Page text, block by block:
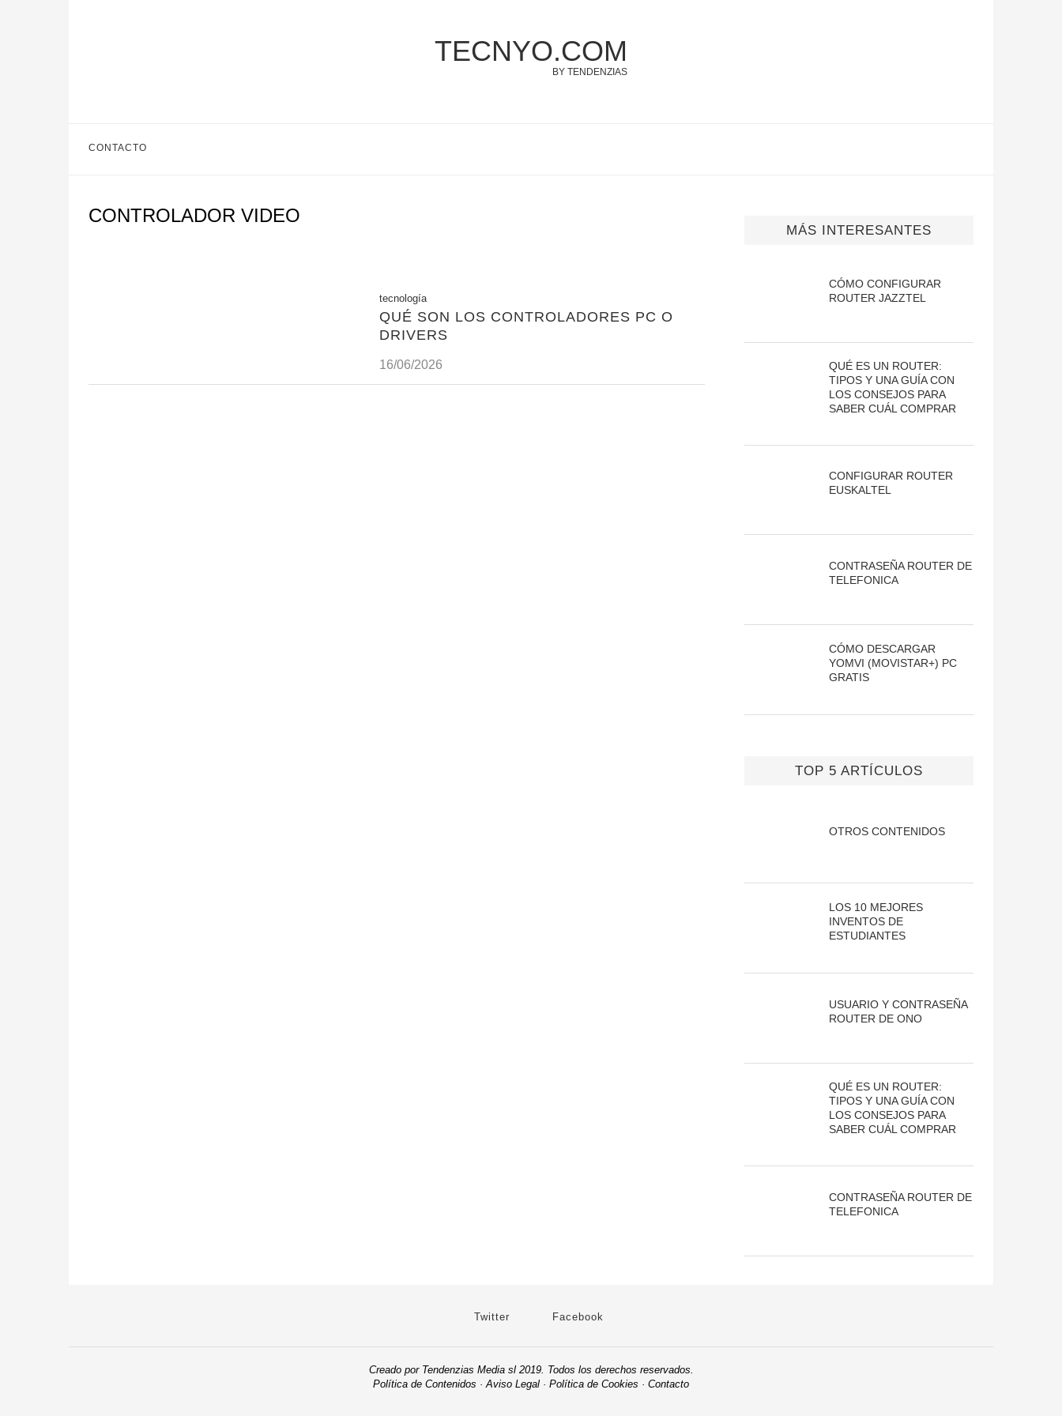
TECNYO.COM
BY TENDENZIAS
CONTACTO
CONTROLADOR VIDEO
tecnología
QUÉ SON LOS CONTROLADORES PC O
DRIVERS
16/06/2026
MÁS INTERESANTES
CÓMO CONFIGURAR
ROUTER JAZZTEL
QUÉ ES UN ROUTER:
TIPOS Y UNA GUÍA CON
LOS CONSEJOS PARA
SABER CUÁL COMPRAR
CONFIGURAR ROUTER
EUSKALTEL
CONTRASEÑA ROUTER DE
TELEFONICA
CÓMO DESCARGAR
YOMVI (MOVISTAR+) PC
GRATIS
TOP 5 ARTÍCULOS
OTROS CONTENIDOS
LOS 10 MEJORES
INVENTOS DE
ESTUDIANTES
USUARIO Y CONTRASEÑA
ROUTER DE ONO
QUÉ ES UN ROUTER:
TIPOS Y UNA GUÍA CON
LOS CONSEJOS PARA
SABER CUÁL COMPRAR
CONTRASEÑA ROUTER DE
TELEFONICA
Twitter Facebook
Creado por Tendenzias Media sl 2019. Todos los derechos reservados.
Política de Contenidos · Aviso Legal · Política de Cookies · Contacto